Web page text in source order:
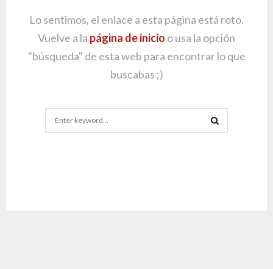
Lo sentimos, el enlace a esta página está roto.
Vuelve a la página de inicio o usa la opción
"búsqueda" de esta web para encontrar lo que
buscabas ;)
Search
for: